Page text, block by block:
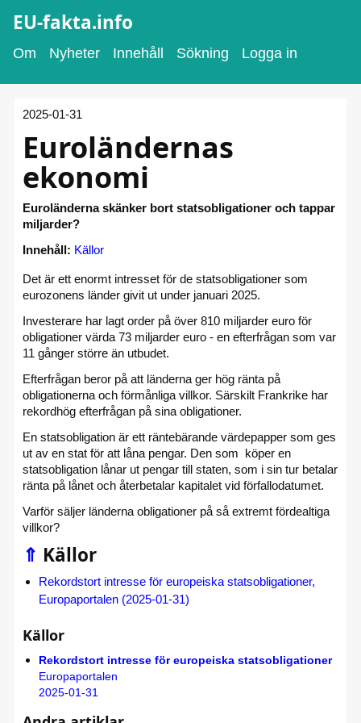
EU-fakta.info
Om Nyheter Innehåll Sökning Logga in
2025-01-31
Euroländernas
ekonomi
Euroländerna skänker bort statsobligationer och tappar
miljarder?
Innehåll: Källor
Det är ett enormt intresset för de statsobligationer som
eurozonens länder givit ut under januari 2025.
Investerare har lagt order på över 810 miljarder euro för
obligationer värda 73 miljarder euro - en efterfrågan som var
11 gånger större än utbudet.
Efterfrågan beror på att länderna ger hög ränta på
obligationerna och förmånliga villkor. Särskilt Frankrike har
rekordhög efterfrågan på sina obligationer.
En statsobligation är ett räntebärande värdepapper som ges
ut av en stat för att låna pengar. Den som köper en
statsobligation lånar ut pengar till staten, som i sin tur betalar
ränta på lånet och återbetalar kapitalet vid förfallodatumet.
Varför säljer länderna obligationer på så extremt fördealtiga
villkor?
⇑ Källor
Rekordstort intresse för europeiska statsobligationer,
Europaportalen (2025-01-31)
Källor
Rekordstort intresse för europeiska statsobligationer
Europaportalen
2025-01-31